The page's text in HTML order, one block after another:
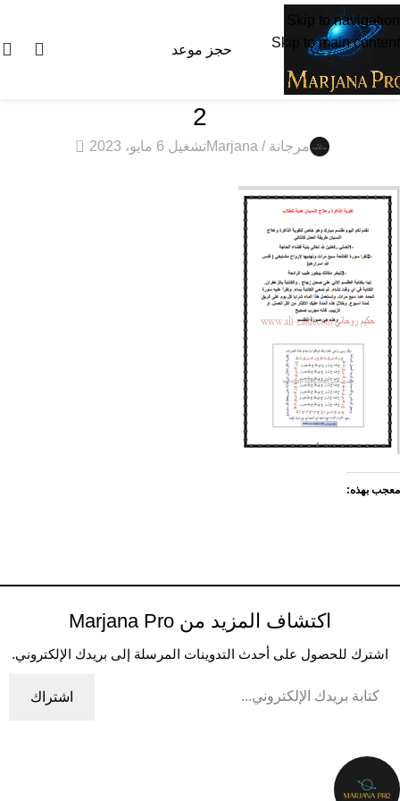
Skip to navigation
Skip to main content
حجز موعد
2
مرجانة / Marjana تشغيل 6 مايو، 2023 0
معجب بهذه:
اكتشاف المزيد من Marjana Pro
اشترك للحصول على أحدث التدوينات المرسلة إلى بريدك الإلكتروني.
اشتراك